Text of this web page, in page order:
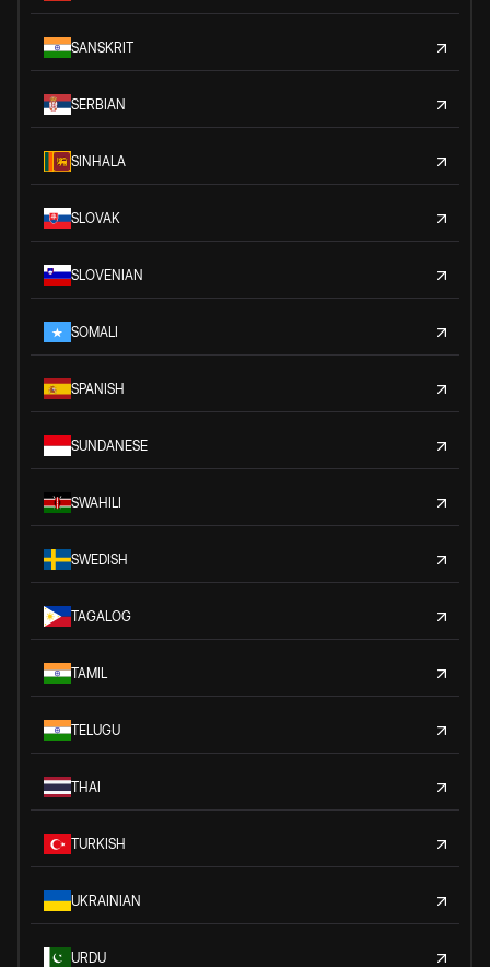
SANSKRIT
SERBIAN
SINHALA
SLOVAK
SLOVENIAN
SOMALI
SPANISH
SUNDANESE
SWAHILI
SWEDISH
TAGALOG
TAMIL
TELUGU
THAI
TURKISH
UKRAINIAN
URDU